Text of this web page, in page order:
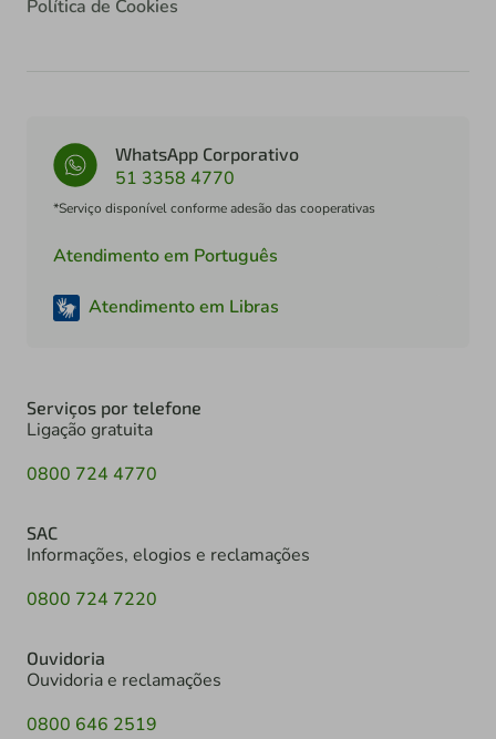
Política de Cookies
WhatsApp Corporativo
51 3358 4770
*Serviço disponível conforme adesão das cooperativas
Atendimento em Português
Atendimento em Libras
Serviços por telefone
Ligação gratuita
0800 724 4770
SAC
Informações, elogios e reclamações
0800 724 7220
Ouvidoria
Ouvidoria e reclamações
0800 646 2519